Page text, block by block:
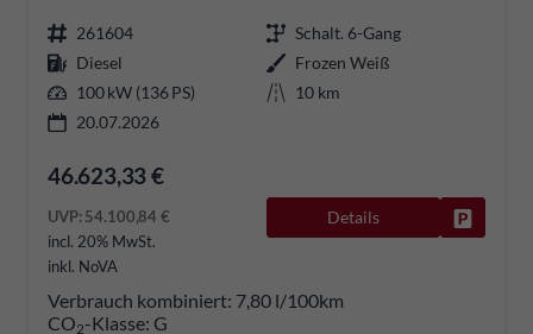
261604
Schalt. 6-Gang
Diesel
Frozen Weiß
100 kW (136 PS)
10 km
20.07.2026
46.623,33 €
UVP:54.100,84 €
incl. 20% MwSt.
inkl. NoVA
Details
Verbrauch kombiniert: 7,80 l/100km
CO2-Klasse: G